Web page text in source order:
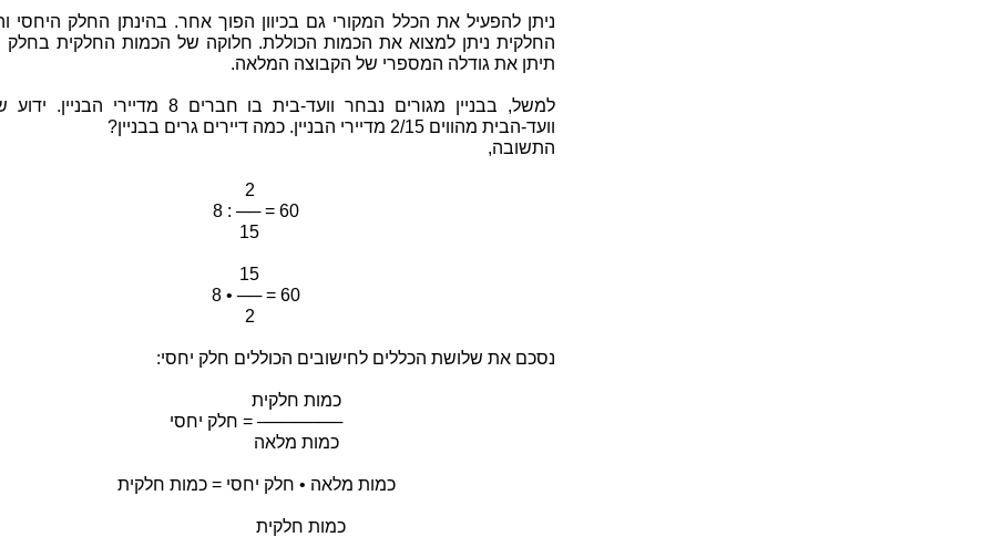
ניתן להפעיל את הכלל המקורי גם בכיוון הפוך אחר. בהינתן החלק היחסי
החלקית ניתן למצוא את הכמות הכוללת. חלוקה של הכמות החלקית בחלק
תיתן את גודלה המספרי של הקבוצה המלאה.
למשל, בבניין מגורים נבחר וועד-בית בו חברים 8 מדיירי
וועד-הבית מהווים 2/15 מדיירי הבניין. כמה דיירים גרים בבניין?
התשובה,
2
8 : ── = 60
15
15
8 • ── = 60
2
נסכם את שלושת הכללים לחישובים הכוללים חלק יחסי:
כמות חלקית
─────── = חלק יחסי
כמות מלאה
כמות מלאה • חלק יחסי = כמות חלקית
כמות חלקית